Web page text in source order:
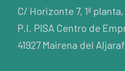
C/ Horizonte 7, 1ª
P.I. PISA Centro de
41927 Mairena del